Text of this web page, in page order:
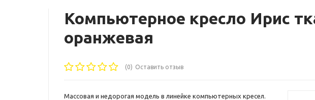
Компьютерное кресло Ирис
оранжевая
(0) Оставить отзыв
Массовая и недорогая модель в линейке компьютерных кресел.